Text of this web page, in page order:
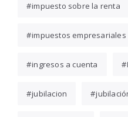
impuesto sobre la renta
impuestos empresariales
ingresos a cuenta
jubilacion